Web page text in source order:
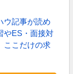
ウ記事が読め
やES・面接対
ここだけの求